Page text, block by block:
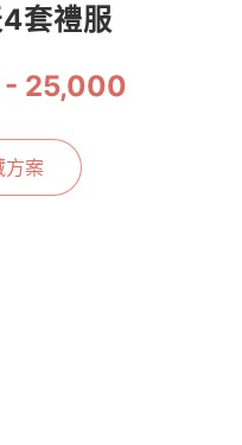
套禮服
25,000
方案